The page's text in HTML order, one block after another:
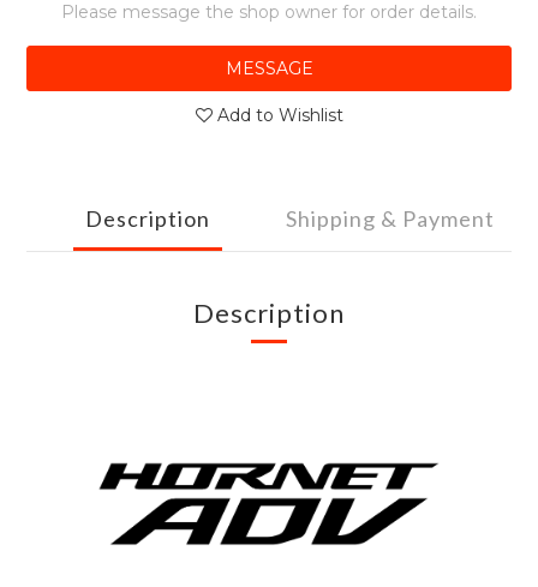
Please message the shop owner for order details.
MESSAGE
Add to Wishlist
Description Shipping & Payment
Description